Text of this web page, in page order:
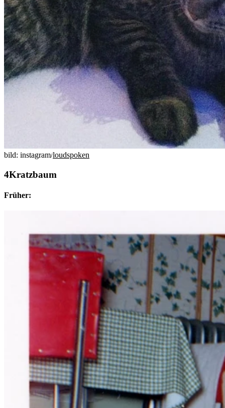
bild: instagram/loudspoken
Kratzbaum
Früher: